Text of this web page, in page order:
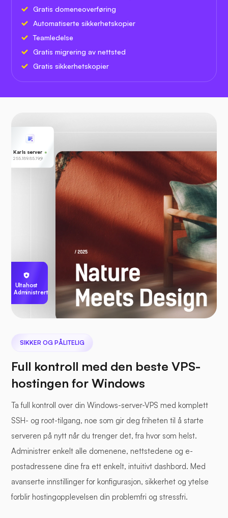
Gratis domeneoverføring
Automatiserte sikkerhetskopier
Teamledelse
Gratis migrering av nettsted
Gratis sikkerhetskopier
Karls server
255.189.85.19
Ultahost
Administrert
SIKKER OG PÅLITELIG
Full kontroll med den beste VPS-
hostingen for Windows
Ta full kontroll over din Windows-server-VPS med komplett
SSH- og root-tilgang, noe som gir deg friheten til å starte
serveren på nytt når du trenger det, fra hvor som helst.
Administrer enkelt alle domenene, nettstedene og e-
postadressene dine fra ett enkelt, intuitivt dashbord. Med
avanserte innstillinger for konfigurasjon, sikkerhet og ytelse
forblir hostingopplevelsen din problemfri og stressfri.